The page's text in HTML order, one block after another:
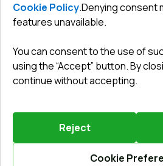
Polityka prywatności
REGULAMIN
©2026.All right reserved.
Report a
Cookie Policy.Denying consent
features unavailable.
You can consent to the use of
using the “Accept” button. By
continue without accepting.
Reject
Cookie